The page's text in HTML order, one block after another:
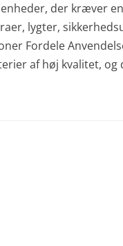
der kræver
lygter,
Fordele
af høj kvalitet, og